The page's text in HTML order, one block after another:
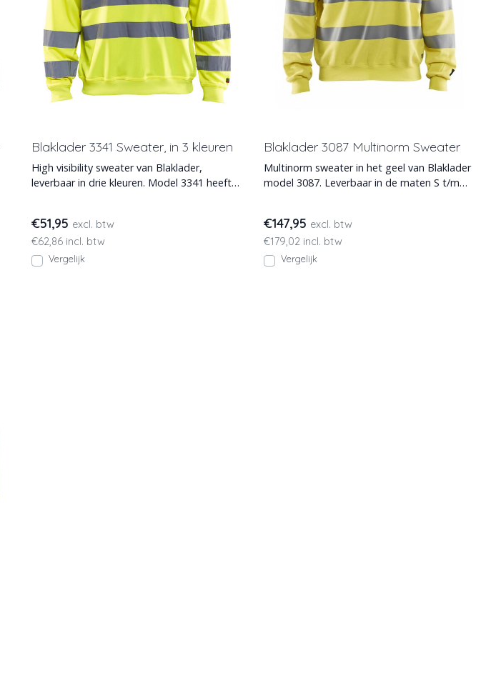
Blaklader 3341 Sweater, in 3 kleuren
High visibility sweater van Blaklader,
leverbaar in drie kleuren. Model 3341 heeft
€51,95 excl. btw
€62,86 incl. btw
Vergelijk
Blaklader 3087 Multinorm Sweater
Multinorm sweater in het geel van Blaklader
model 3087. Leverbaar in de maten S t/m
€147,95 excl. btw
€179,02 incl. btw
Vergelijk